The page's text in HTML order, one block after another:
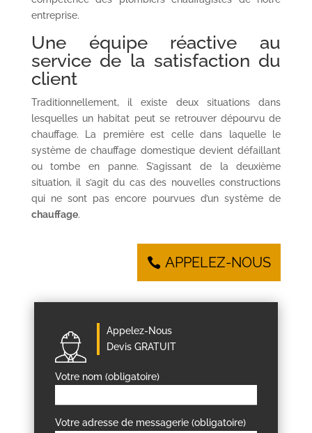
entreprise.
Une équipe réactive au
service de la satisfaction du
client
Traditionnellement, il existe deux situations dans
lesquelles un habitat peut se retrouver dépourvu de
chauffage. La première est celle dans laquelle le
système de chauffage domestique devient défaillant
ou tombe en panne. S’agissant de la deuxième
situation, il s’agit du cas des nouvelles constructions
qui ne sont pas encore pourvues d’un système de
chauffage.
APPELEZ-NOUS
Appelez-Nous
Devis GRATUIT
Votre nom (obligatoire)
Votre adresse de messagerie (obligatoire)